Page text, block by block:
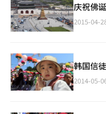
庆祝佛
2015-04-
韩国信
2014-05-